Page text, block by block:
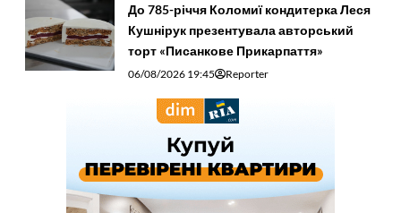
До 785-річчя Коломиї кондитерка Леся
Кушнірук презентувала авторський
торт «Писанкове Прикарпаття»
06/08/2026 19:45 Reporter